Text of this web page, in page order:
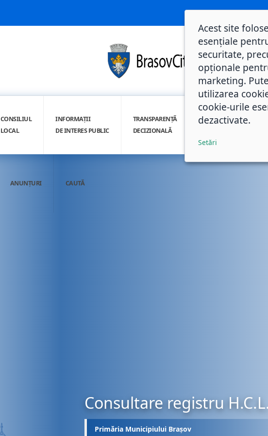
CONSILIUL
LOCAL
INFORMAȚII
DE INTERES PUBLIC
TRANSPARENȚĂ
DECIZIONALĂ
INTEGRITATE
ANUNȚURI CAUTĂ
Consultare registru
Primăria Municipiului Brașov
Acest site
esențiale
securitate,
opționale
marketing.
utilizarea
cookie-urile
dezactivate.
Setări